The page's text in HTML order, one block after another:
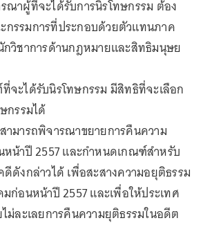
ณาผู้ที่จะได้รับการนิรโทษกรรม ต้อง
กรรมการที่ประกอบด้วยตัวแทนภาค
กวิชาการด้านกฎหมายและสิทธิมนุษย
จะได้รับนิรโทษกรรม มีสิทธิที่จะเลือก
กรรมได้
ามารถพิจารณาขยายการคืนความ
หน้าปี 2557 และกำหนดเกณฑ์สำหรับ
ดังกล่าวได้ เพื่อสะสางความอยุติธรรม
ก่อนหน้าปี 2557 และเพื่อให้ประเทศ
ม่ละเลยการคืนความยุติธรรมในอดีต